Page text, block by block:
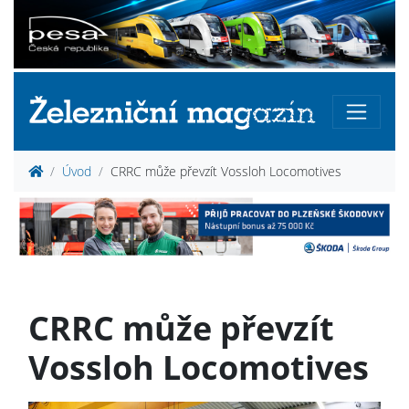
Úvod CRRC může převzít Vossloh Locomotives
CRRC může převzít
Vossloh Locomotives